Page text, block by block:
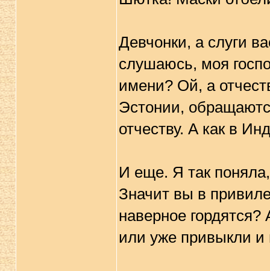
Девчонки, а слуги
слушаюсь, моя
имени? Ой, а
Эстонии,
отчеству. А как в
И еще. Я так
Значит вы в
наверное
или уже привыкли и